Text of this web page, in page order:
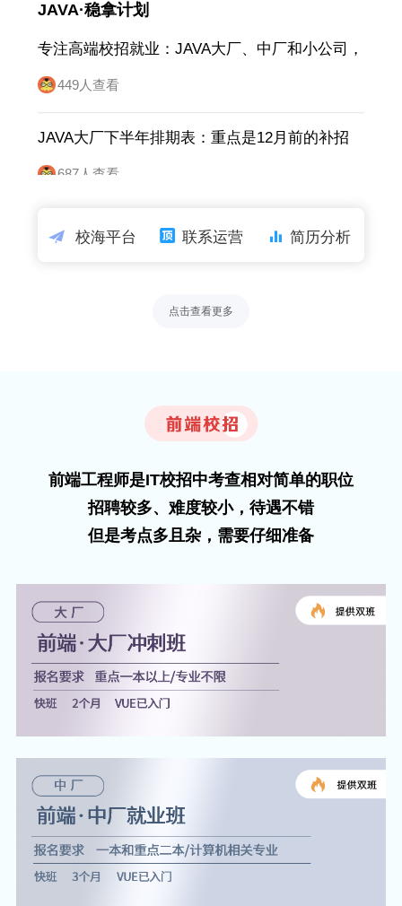
JAVA·稳拿计划
专注高端校招就业：JAVA大厂、中厂和小公司，
只要在每个环节的前20%
449人查看
JAVA大厂下半年排期表：重点是12月前的补招
春招也要抢
687人查看
JAVA中厂下半年排期表：重点是10-12月的实习
JAVA小公司下半年排期表：重点是10-12月的实
近年大厂高端案例：真实顶级985、211报名 这
校海平台 联系运营 简历分析
点击查看更多
前端工程师是IT校招中考查相对简单的职位
招聘较多、难度较小，待遇不错
但是考点多且杂，需要仔细准备